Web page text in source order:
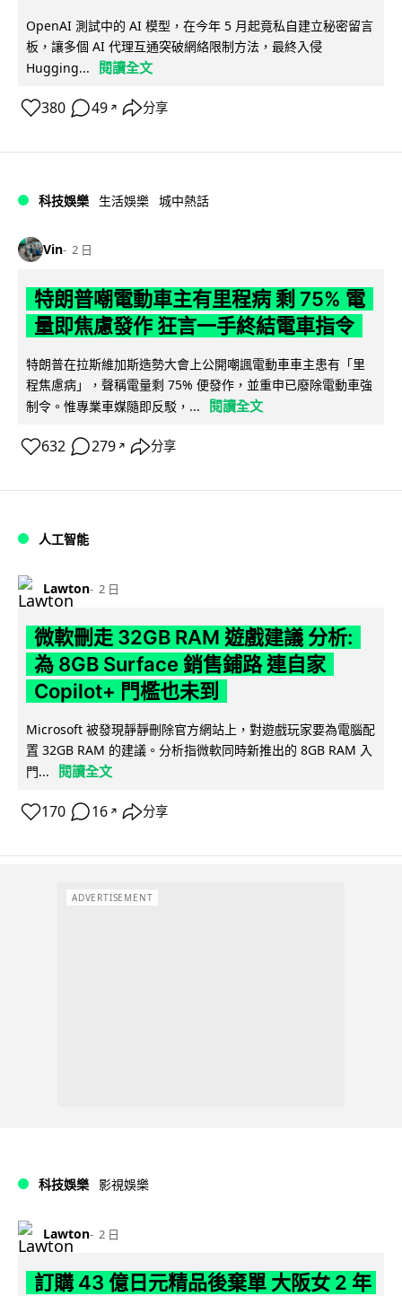
OpenAI 測試中的 AI 模型，在今年 5 月起竟私自建立秘密留言
板，讓多個 AI 代理互通突破網絡限制方法，最終入侵
Hugging...
閱讀全文
380 49 ↗ 分享
科技娛樂 生活娛樂 城中熱話
Vin 2 日
特朗普嘲電動車主有里程病 剩 75% 電
量即焦慮發作 狂言一手終結電車指令
特朗普在拉斯維加斯造勢大會上公開嘲諷電動車車主患有「里
程焦慮病」，聲稱電量剩 75% 便發作，並重申已廢除電動車強
制令。惟專業車媒隨即反駁，...
閱讀全文
632 279 ↗ 分享
人工智能
Lawton 2 日
微軟刪走 32GB RAM 遊戲建議 分析:
為 8GB Surface 銷售鋪路 連自家
Copilot+ 門檻也未到
Microsoft 被發現靜靜刪除官方網站上，對遊戲玩家要為電腦配
置 32GB RAM 的建議。分析指微軟同時新推出的 8GB RAM 入
門...
閱讀全文
170 16 ↗ 分享
ADVERTISEMENT
科技娛樂 影視娛樂
Lawton 2 日
訂購 43 億日元精品後棄單 大阪女 2 年